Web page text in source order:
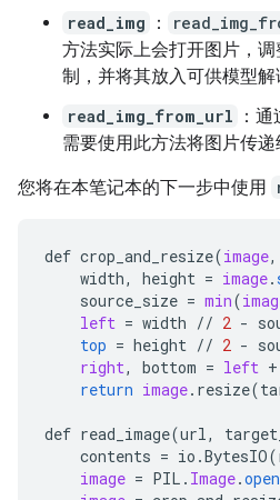
read_img
：
方法实际上会打开图片，
制，并将其放入可供模型解
read_img_from_url
：
需要使用此方法将图片传递
您将在本笔记本的下一步中使用
def crop_and_resize(image,
width, height = image.
source_size = min(
left = width // 2 -
top = height // 2 -
right, bottom = left +
return image. resize(
def read_image(url,
contents = io .BytesIO(
image = PIL . Image.open